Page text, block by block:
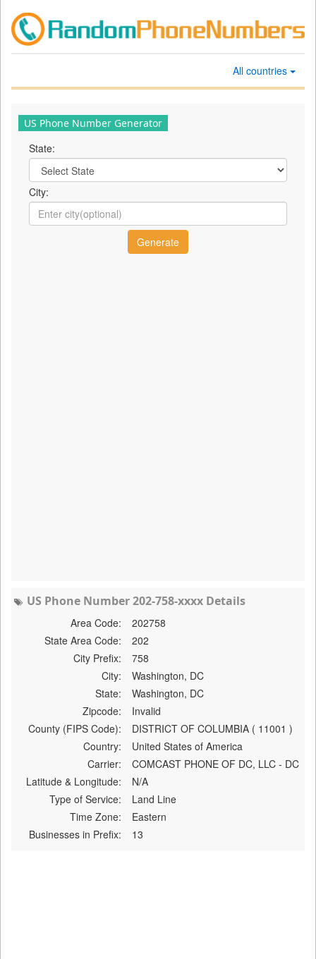
All countries
US Phone Number Generator
State:
City:
US Phone Number 202-758-xxxx Details
Area Code:
202758
State Area Code:
202
City Prefix:
758
City:
Washington, DC
State:
Washington, DC
Zipcode:
Invalid
County (FIPS Code):
DISTRICT OF COLUMBIA ( 11001 )
Country:
United States of America
Carrier:
COMCAST PHONE OF DC, LLC - DC
Latitude & Longitude:
N/A
Type of Service:
Land Line
Time Zone:
Eastern
Businesses in Prefix:
13